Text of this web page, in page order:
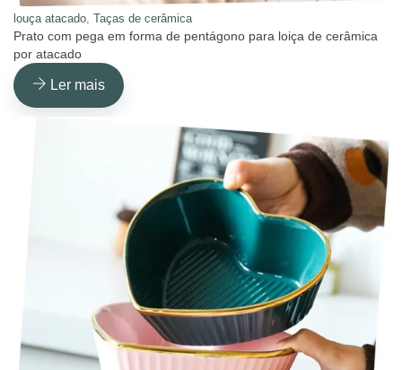
louça atacado, Taças de cerâmica
Prato com pega em forma de pentágono para loiça de cerâmica
por atacado
Ler mais